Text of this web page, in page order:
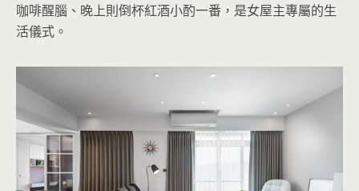
咖啡醒腦、晚上則倒杯紅酒小酌一番，是女屋主專屬的生
活儀式。